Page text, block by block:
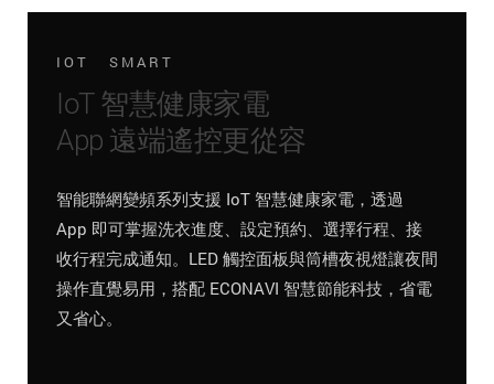
IOT SMART
IoT 智慧健康家電
App 遠端遙控更從容
智能聯網變頻系列支援 IoT 智慧健康家電，透過
App 即可掌握洗衣進度、設定預約、選擇行程、接
收行程完成通知。LED 觸控面板與筒槽夜視燈讓夜間
操作直覺易用，搭配 ECONAVI 智慧節能科技，省電
又省心。